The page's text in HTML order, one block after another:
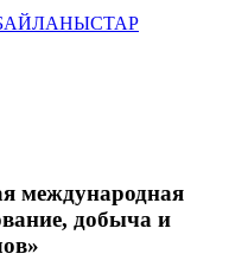
международная
добыча и